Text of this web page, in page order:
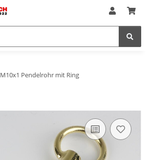
M10x1 Pendelrohr mit Ring